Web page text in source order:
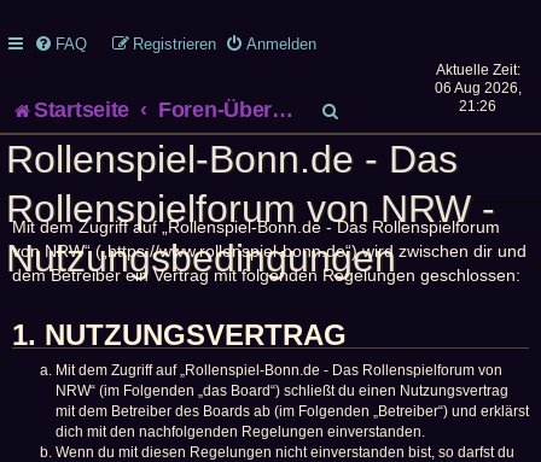
FAQ Anmelden
Registrieren
Startseite Foren-Übersicht
u
c
h
e
Aktuelle Zeit:
06 Aug 2026,
21:26
Rollenspiel-Bonn.de - Das
Rollenspielforum von NRW -
Nutzungsbedingungen
Mit dem Zugriff auf „Rollenspiel-Bonn.de - Das Rollenspielforum
von NRW“ („https://www.rollenspiel-bonn.de“) wird zwischen dir und
dem Betreiber ein Vertrag mit folgenden Regelungen geschlossen:
1. NUTZUNGSVERTRAG
Mit dem Zugriff auf „Rollenspiel-Bonn.de - Das Rollenspielforum von
NRW“ (im Folgenden „das Board“) schließt du einen Nutzungsvertrag
mit dem Betreiber des Boards ab (im Folgenden „Betreiber“) und erklärst
dich mit den nachfolgenden Regelungen einverstanden.
Wenn du mit diesen Regelungen nicht einverstanden bist, so darfst du